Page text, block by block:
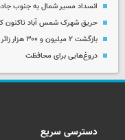
انسداد مسیر شمال به جنوب
حریق شهرک شمس آباد تاکنون
بازگشت ۲ میلیون و ۳۰۰ هزار زائر اربعین به کشور
دروغ‌هایی برای محافظت
دسترسی سریع